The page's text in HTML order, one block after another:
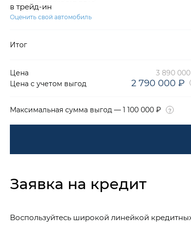
в трейд-ин
Оценить свой автомобиль
Итог
Цена
3 890
Цена с учетом выгод
2 790 000 ₽
Максимальная сумма выгод — 1 100 000 ₽
Заявка на кредит
Воспользуйтесь широкой линейкой